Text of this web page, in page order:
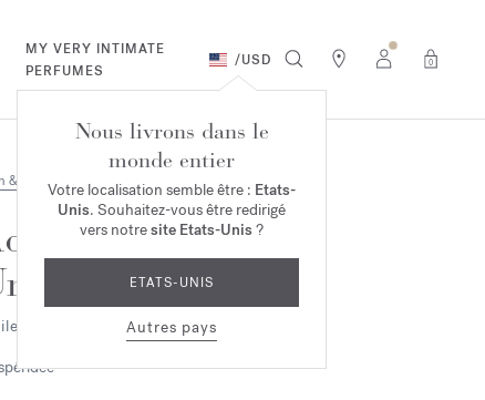
MY VERY INTIMATE
PERFUMES
/USD 0
Nous livrons dans le
monde entier
Votre localisation semble être : Etats-
Unis. Souhaitez-vous être redirigé
vers notresite Etats-Unis ?
ETATS-UNIS
Autres pays
& Corps
parfumante corps